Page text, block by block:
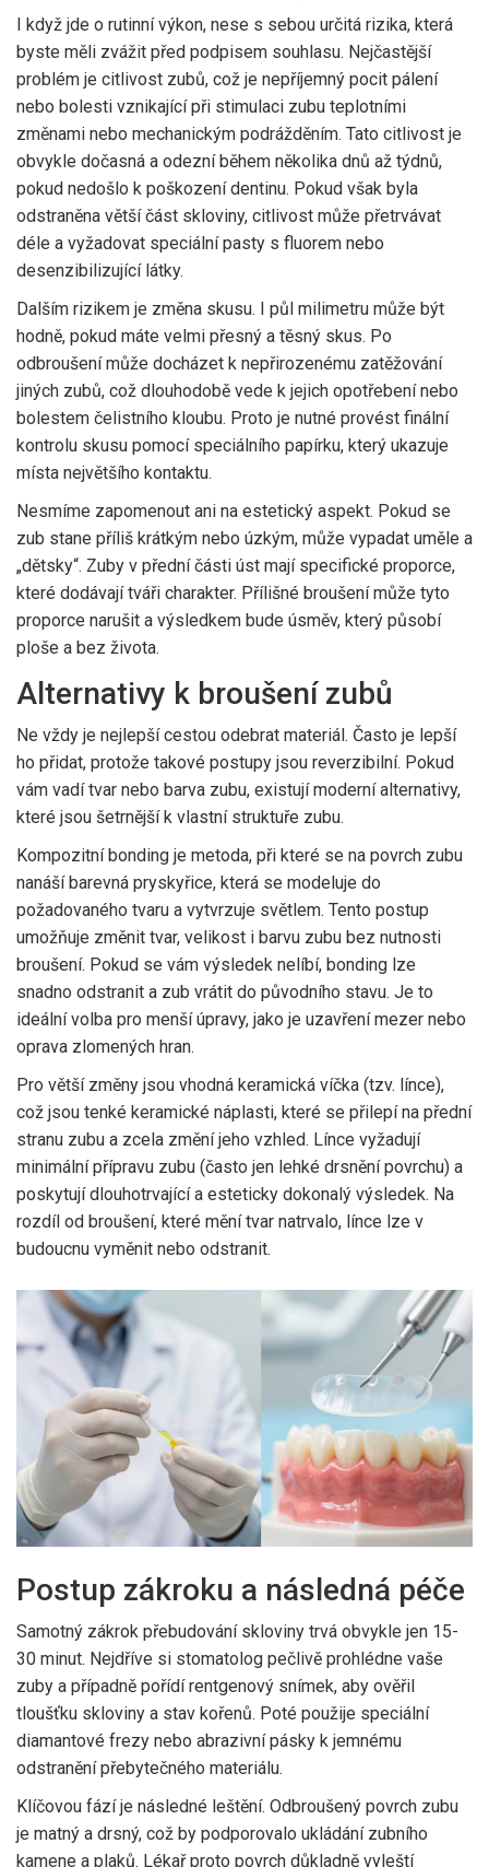
I když jde o rutinní výkon, nese s sebou určitá rizika, která
byste měli zvážit před podpisem souhlasu. Nejčastější
problém je citlivost zubů, což je nepříjemný pocit pálení
nebo bolesti vznikající při stimulaci zubu teplotními
změnami nebo mechanickým podrážděním. Tato citlivost je
obvykle dočasná a odezní během několika dnů až týdnů,
pokud nedošlo k poškození dentinu. Pokud však byla
odstraněna větší část skloviny, citlivost může přetrvávat
déle a vyžadovat speciální pasty s fluorem nebo
desenzibilizující látky.
Dalším rizikem je změna skusu. I půl milimetru může být
hodně, pokud máte velmi přesný a těsný skus. Po
odbroušení může docházet k nepřirozenému zatěžování
jiných zubů, což dlouhodobě vede k jejich opotřebení nebo
bolestem čelistního kloubu. Proto je nutné provést finální
kontrolu skusu pomocí speciálního papírku, který ukazuje
místa největšího kontaktu.
Nesmíme zapomenout ani na estetický aspekt. Pokud se
zub stane příliš krátkým nebo úzkým, může vypadat uměle a
„dětsky“. Zuby v přední části úst mají specifické proporce,
které dodávají tváři charakter. Přílišné broušení může tyto
proporce narušit a výsledkem bude úsměv, který působí
ploše a bez života.
Alternativy k broušení zubů
Ne vždy je nejlepší cestou odebrat materiál. Často je lepší
ho přidat, protože takové postupy jsou reverzibilní. Pokud
vám vadí tvar nebo barva zubu, existují moderní alternativy,
které jsou šetrnější k vlastní struktuře zubu.
Kompozitní bonding je metoda, při které se na povrch zubu
nanáší barevná pryskyřice, která se modeluje do
požadovaného tvaru a vytvrzuje světlem. Tento postup
umožňuje změnit tvar, velikost i barvu zubu bez nutnosti
broušení. Pokud se vám výsledek nelíbí, bonding lze
snadno odstranit a zub vrátit do původního stavu. Je to
ideální volba pro menší úpravy, jako je uzavření mezer nebo
oprava zlomených hran.
Pro větší změny jsou vhodná keramická víčka (tzv. línce),
což jsou tenké keramické náplasti, které se přilepí na přední
stranu zubu a zcela změní jeho vzhled. Línce vyžadují
minimální přípravu zubu (často jen lehké drsnění povrchu) a
poskytují dlouhotrvající a esteticky dokonalý výsledek. Na
rozdíl od broušení, které mění tvar natrvalo, línce lze v
budoucnu vyměnit nebo odstranit.
Postup zákroku a následná péče
Samotný zákrok přebudování skloviny trvá obvykle jen 15-
30 minut. Nejdříve si stomatolog pečlivě prohlédne vaše
zuby a případně pořídí rentgenový snímek, aby ověřil
tloušťku skloviny a stav kořenů. Poté použije speciální
diamantové frezy nebo abrazivní pásky k jemnému
odstranění přebytečného materiálu.
Klíčovou fází je následné leštění. Odbroušený povrch zubu
je matný a drsný, což by podporovalo ukládání zubního
kamene a plaků. Lékař proto povrch důkladně vyleští